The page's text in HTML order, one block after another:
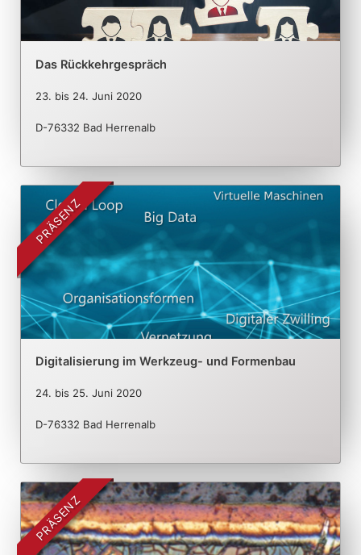
Das Rückkehrgespräch
23. bis 24. Juni 2020
D-76332 Bad Herrenalb
PRÄSENZ
Digitalisierung im Werkzeug- und Formenbau
24. bis 25. Juni 2020
D-76332 Bad Herrenalb
PRÄSENZ